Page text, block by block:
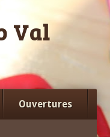
Val
Ouvertures